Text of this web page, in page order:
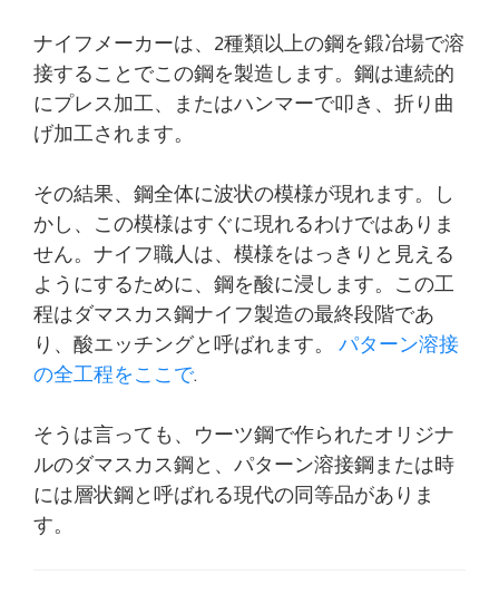
ナイフメーカーは、2種類以上の鋼を鍛冶場で溶
接することでこの鋼を製造します。鋼は連続的
にプレス加工、またはハンマーで叩き、折り曲
げ加工されます。
その結果、鋼全体に波状の模様が現れます。し
かし、この模様はすぐに現れるわけではありま
せん。ナイフ職人は、模様をはっきりと見える
ようにするために、鋼を酸に浸します。この工
程はダマスカス鋼ナイフ製造の最終段階であ
り、酸エッチングと呼ばれます。 パターン溶接
の全工程をここで.
そうは言っても、ウーツ鋼で作られたオリジナ
ルのダマスカス鋼と、パターン溶接鋼または時
には層状鋼と呼ばれる現代の同等品がありま
す。